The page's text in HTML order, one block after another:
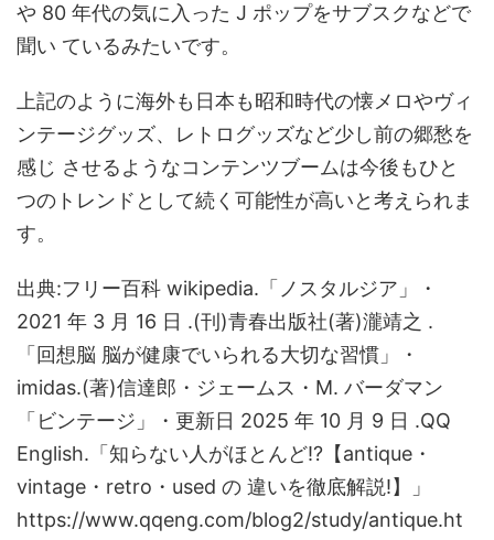
や 80 年代の気に入った J ポップをサブスクなどで
聞い ているみたいです。
上記のように海外も日本も昭和時代の懐メロやヴィ
ンテージグッズ、レトログッズなど少し前の郷愁を
感じ させるようなコンテンツブームは今後もひと
つのトレンドとして続く可能性が高いと考えられま
す。
出典:フリー百科 wikipedia.「ノスタルジア」・
2021 年 3 月 16 日 .(刊)青春出版社(著)瀧靖之 .
「回想脳 脳が健康でいられる大切な習慣」・
imidas.(著)信達郎・ジェームス・M. バーダマン
「ビンテージ」・更新日 2025 年 10 月 9 日 .QQ
English.「知らない人がほとんど!?【antique・
vintage・retro・used の 違いを徹底解説!】」
https://www.qqeng.com/blog2/study/antique.ht